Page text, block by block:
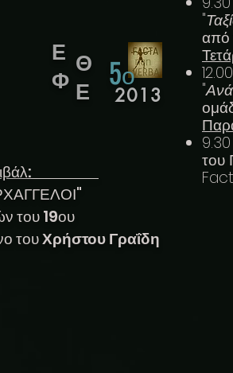
Ε
Φ
2013
Θ
Ε
5ο
φεστιβάλ:
του 19ου
τουΧρήστου Γραΐδη
"
από
"
του